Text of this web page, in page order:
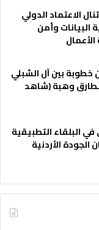
الاعتماد الدولي
البيانات وأمن
بين آل الشبلي
وهبة (شاهد
البلقاء التطبيقية
الأردنية